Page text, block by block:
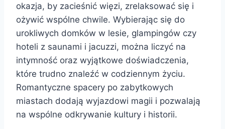
okazja, by zacieśnić więzi, zrelaksować się i
ożywić wspólne chwile. Wybierając się do
urokliwych domków w lesie, glampingów czy
hoteli z saunami i jacuzzi, można liczyć na
intymność oraz wyjątkowe doświadczenia,
które trudno znaleźć w codziennym życiu.
Romantyczne spacery po zabytkowych
miastach dodają wyjazdowi magii i pozwalają
na wspólne odkrywanie kultury i historii.